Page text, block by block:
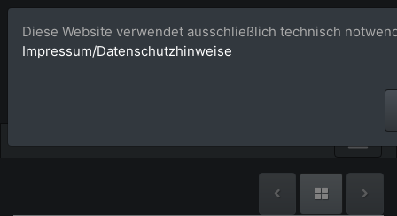
Bildagentur
Diese Website verwendet ausschließlich technisch
Impressum/Datenschutzhinweise